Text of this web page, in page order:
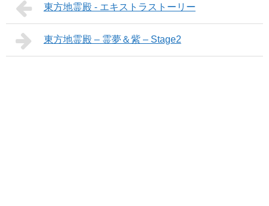
東方地霊殿 - エキストラストーリー
東方地霊殿 – 霊夢＆紫 – Stage2